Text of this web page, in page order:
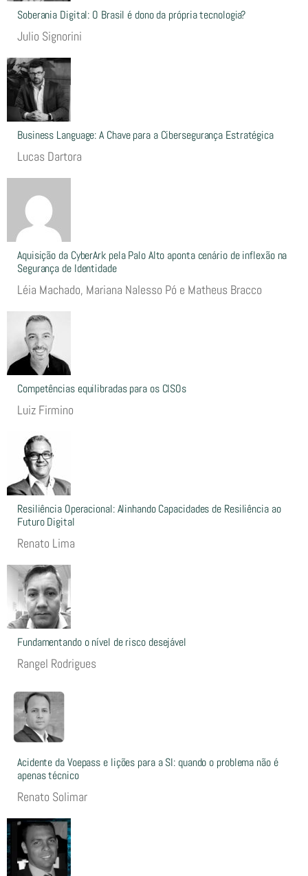
Soberania Digital: O Brasil é dono da própria tecnologia?
Julio Signorini
Business Language: A Chave para a Cibersegurança Estratégica
Lucas Dartora
Aquisição da CyberArk pela Palo Alto aponta cenário de inflexão na
Segurança de Identidade
Léia Machado, Mariana Nalesso Pó e Matheus Bracco
Competências equilibradas para os CISOs
Luiz Firmino
Resiliência Operacional: Alinhando Capacidades de Resiliência ao
Futuro Digital
Renato Lima
Fundamentando o nível de risco desejável
Rangel Rodrigues
Acidente da Voepass e lições para a SI: quando o problema não é
apenas técnico
Renato Solimar